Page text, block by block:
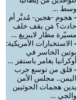
وسط ...
- هجوم -هجين- مُدبَّر أم
حادث؟ مَن يقف خلف
مسيّرة مطار لايبزيغ ...
- الاستخبارات الأمريكية:
بوتين الخاسر في
أوكرانيا يغامر باستفز ...
- قلق من توسع حرب
اليمن.. مجلس الأمن
يدين هجمات الحوثيين
والجي ...